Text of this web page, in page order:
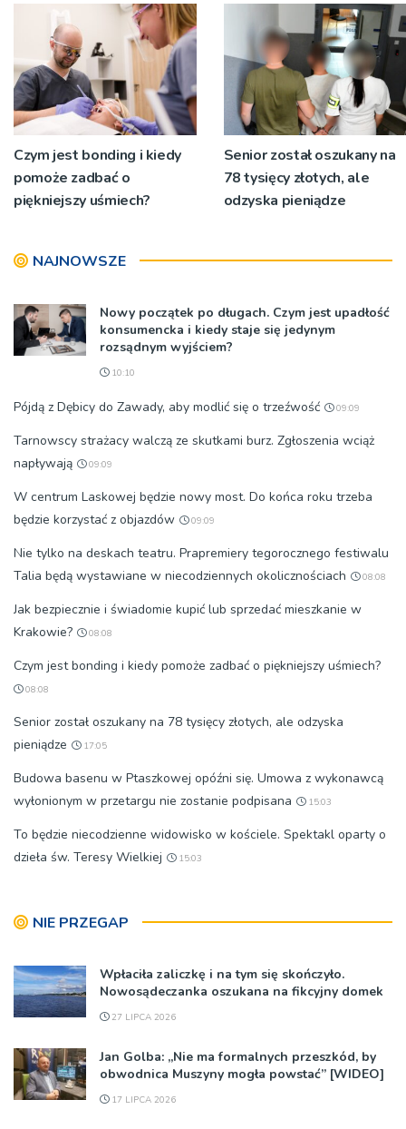
niecodziennych
okolicznościach
Czym jest bonding i kiedy
pomoże zadbać o
piękniejszy uśmiech?
Senior został oszukany na
78 tysięcy złotych, ale
odzyska pieniądze
NAJNOWSZE
Nowy początek po długach. Czym jest upadłość
konsumencka i kiedy staje się jedynym
rozsądnym wyjściem?
10:10
Pójdą z Dębicy do Zawady, aby modlić się o trzeźwość 09:09
Tarnowscy strażacy walczą ze skutkami burz. Zgłoszenia wciąż
napływają
09:09
W centrum Laskowej będzie nowy most. Do końca roku trzeba
będzie korzystać z objazdów
09:09
Nie tylko na deskach teatru. Prapremiery tegorocznego festiwalu
Talia będą wystawiane w niecodziennych okolicznościach
08:08
Jak bezpiecznie i świadomie kupić lub sprzedać mieszkanie w
Krakowie?
08:08
Czym jest bonding i kiedy pomoże zadbać o piękniejszy uśmiech?
08:08
Senior został oszukany na 78 tysięcy złotych, ale odzyska
pieniądze
17:05
Budowa basenu w Ptaszkowej opóźni się. Umowa z wykonawcą
wyłonionym w przetargu nie zostanie podpisana
15:03
To będzie niecodzienne widowisko w kościele. Spektakl oparty o
dzieła św. Teresy Wielkiej
15:03
NIE PRZEGAP
Wpłaciła zaliczkę i na tym się skończyło.
Nowosądeczanka oszukana na fikcyjny domek
27 LIPCA 2026
Jan Golba: „Nie ma formalnych przeszkód, by
obwodnica Muszyny mogła powstać” [WIDEO]
17 LIPCA 2026